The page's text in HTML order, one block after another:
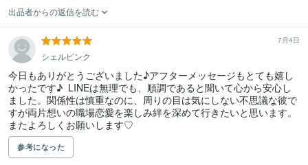
出品者からの返信を読む
7月4日
シェルピンク
今日もありがとうございました♪アフターメッセージもとても嬉し
かったです♪  LINEは無理でも、順調であると聞いて心から安心し
ました。関係性は慎重なのに、周りの目は気にしない不思議な彼で
すが両片想いの職場恋愛を楽しみ絆を深めて行きたいと思います。
またよろしくお願いします♡
参考になった